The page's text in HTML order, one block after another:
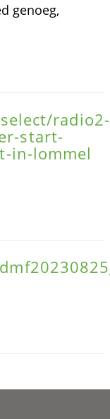
genoeg,
radio2-
start-
in-lommel